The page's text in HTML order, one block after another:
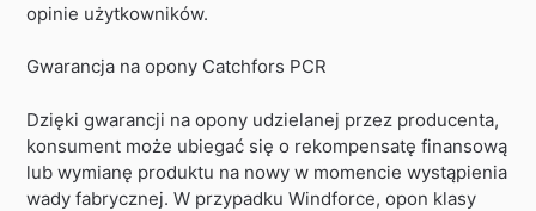
opinie użytkowników.
Gwarancja na opony Catchfors PCR
Dzięki gwarancji na opony udzielanej przez producenta,
konsument może ubiegać się o rekompensatę finansową
lub wymianę produktu na nowy w momencie wystąpienia
wady fabrycznej. W przypadku Windforce, opon klasy